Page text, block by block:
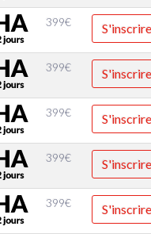
399€ S'inscrire
399€ S'inscrire
399€ S'inscrire
399€ S'inscrire
399€ S'inscrire